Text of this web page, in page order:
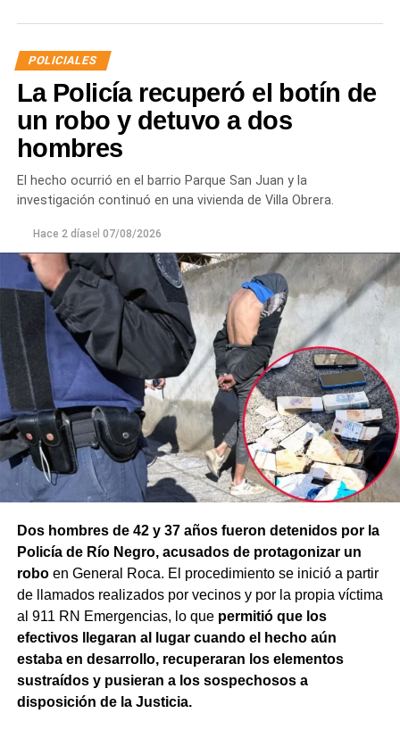
denuncia penal ni recibir asistencia médica y
únicamente solicitó que el joven se retirara del lugar
para evitar que el conflicto continuara.
Ante la persistencia de la conducta agresiva y el
efectivos, el hombre fue demorado con el objetivo de
mayor gravedad.
POLICIALES
La Policía recuperó el botín de
un robo y detuvo a dos
hombres
El hecho ocurrió en el barrio Parque San Juan y la
investigación continuó en una vivienda de Villa Obrera.
Hace 2 díasel 07/08/2026
Dos hombres de 42 y 37 años fueron detenidos por la
Policía de Río Negro, acusados de protagonizar un
roboen General Roca. El procedimiento se inició a partir
de llamados realizados por vecinos y por la propia víctima
al 911 RN Emergencias, lo que permitió que los
efectivos llegaran al lugar cuando el hecho aún
estaba en desarrollo, recuperaran los elementos
sustraídos y pusieran a los sospechosos a
disposición de la Justicia.